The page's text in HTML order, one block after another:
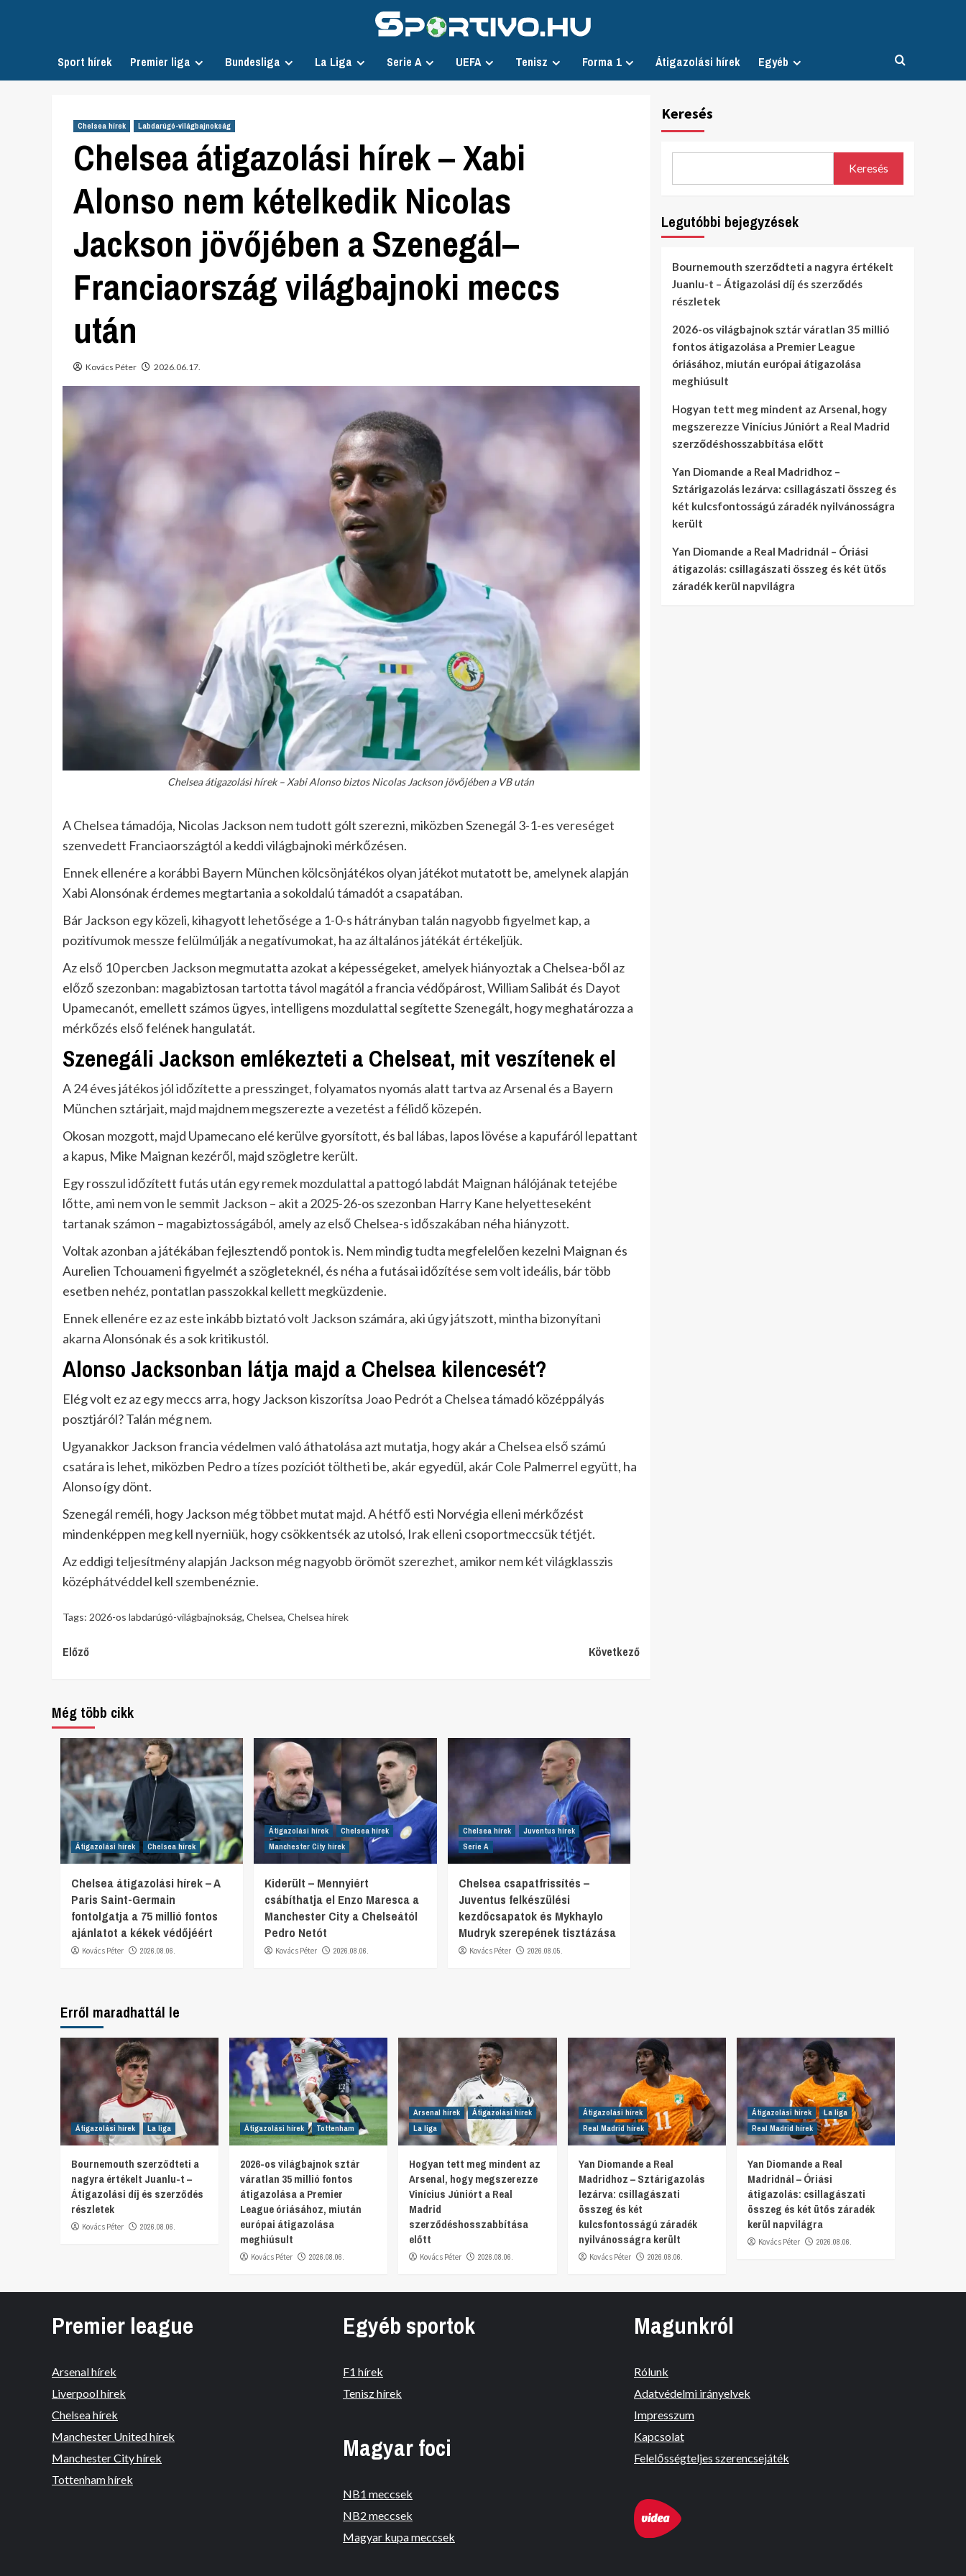
Sport hírek Premier liga Bundesliga La Liga Serie A UEFA Tenisz Forma 1 Átigazolási hírek Egyéb
Chelsea hírek Labdarúgó-világbajnokság
Chelsea átigazolási hírek – Xabi
Alonso nem kételkedik Nicolas
Jackson jövőjében a Szenegál–
Franciaország világbajnoki meccs
után
Kovács Péter 2026.06.17.
Chelsea átigazolási hírek – Xabi Alonso biztos Nicolas Jackson jövőjében a VB után
A Chelsea támadója, Nicolas Jackson nem tudott gólt szerezni, miközben Szenegál 3-1-es vereséget
szenvedett Franciaországtól a keddi világbajnoki mérkőzésen.
Ennek ellenére a korábbi Bayern München kölcsönjátékos olyan játékot mutatott be, amelynek alapján
Xabi Alonsónak érdemes megtartania a sokoldalú támadót a csapatában.
Bár Jackson egy közeli, kihagyott lehetősége a 1-0-s hátrányban talán nagyobb figyelmet kap, a
pozitívumok messze felülmúlják a negatívumokat, ha az általános játékát értékeljük.
Az első 10 percben Jackson megmutatta azokat a képességeket, amelyek hiányoztak a Chelsea-ből az
előző szezonban: magabiztosan tartotta távol magától a francia védőpárost, William Salibát és Dayot
Upamecanót, emellett számos ügyes, intelligens mozdulattal segítette Szenegált, hogy meghatározza a
mérkőzés első felének hangulatát.
Szenegáli Jackson emlékezteti a Chelseat, mit veszítenek el
A 24 éves játékos jól időzítette a presszinget, folyamatos nyomás alatt tartva az Arsenal és a Bayern
München sztárjait, majd majdnem megszerezte a vezetést a félidő közepén.
Okosan mozgott, majd Upamecano elé kerülve gyorsított, és bal lábas, lapos lövése a kapufáról lepattant
a kapus, Mike Maignan kezéről, majd szögletre került.
Egy rosszul időzített futás után egy remek mozdulattal a pattogó labdát Maignan hálójának tetejébe
lőtte, ami nem von le semmit Jackson – akit a 2025-26-os szezonban Harry Kane helyetteseként
tartanak számon – magabiztosságából, amely az első Chelsea-s időszakában néha hiányzott.
Voltak azonban a játékában fejlesztendő pontok is. Nem mindig tudta megfelelően kezelni Maignan és
Aurelien Tchouameni figyelmét a szögleteknél, és néha a futásai időzítése sem volt ideális, bár több
esetben nehéz, pontatlan passzokkal kellett megküzdenie.
Ennek ellenére ez az este inkább biztató volt Jackson számára, aki úgy játszott, mintha bizonyítani
akarna Alonsónak és a sok kritikustól.
Alonso Jacksonban látja majd a Chelsea kilencesét?
Elég volt ez az egy meccs arra, hogy Jackson kiszorítsa Joao Pedrót a Chelsea támadó középpályás
posztjáról? Talán még nem.
Ugyanakkor Jackson francia védelmen való áthatolása azt mutatja, hogy akár a Chelsea első számú
csatára is lehet, miközben Pedro a tízes pozíciót töltheti be, akár egyedül, akár Cole Palmerrel együtt, ha
Alonso így dönt.
Szenegál reméli, hogy Jackson még többet mutat majd. A hétfő esti Norvégia elleni mérkőzést
mindenképpen meg kell nyerniük, hogy csökkentsék az utolsó, Irak elleni csoportmeccsük tétjét.
Az eddigi teljesítmény alapján Jackson még nagyobb örömöt szerezhet, amikor nem két világklasszis
középhátvéddel kell szembenéznie.
Tags: 2026-os labdarúgó-világbajnokság, Chelsea, Chelsea hírek
Continue
Előző Következő
Még több cikk
Átigazolási hírek Chelsea hírek
Chelsea átigazolási hírek – A
Paris Saint-Germain
fontolgatja a 75 millió fontos
ajánlatot a kékek védőjéért
Kovács Péter 2026.08.06.
Átigazolási hírek
Chelsea hírek
Manchester City hírek
Kiderült – Mennyiért
csábíthatja el Enzo Maresca a
Manchester City a Chelseától
Pedro Netót
Kovács Péter 2026.08.06.
Chelsea hírek
Juventus hírek
Serie A
Chelsea csapatfrissítés –
Juventus felkészülési
kezdőcsapatok és Mykhaylo
Mudryk szerepének tisztázása
Kovács Péter 2026.08.05.
Keresés
Keresés
Legutóbbi bejegyzések
Bournemouth szerződteti a nagyra értékelt
Juanlu-t – Átigazolási díj és szerződés
részletek
2026-os világbajnok sztár váratlan 35 millió
fontos átigazolása a Premier League
óriásához, miután európai átigazolása
meghiúsult
Hogyan tett meg mindent az Arsenal, hogy
megszerezze Vinícius Júniórt a Real Madrid
szerződéshosszabbítása előtt
Yan Diomande a Real Madridhoz –
Sztárigazolás lezárva: csillagászati összeg és
két kulcsfontosságú záradék nyilvánosságra
került
Yan Diomande a Real Madridnál – Óriási
átigazolás: csillagászati összeg és két ütős
záradék kerül napvilágra
Erről maradhattál le
Átigazolási hírek La liga
Bournemouth szerződteti a
nagyra értékelt Juanlu-t –
Átigazolási díj és szerződés
részletek
Kovács Péter 2026.08.06.
Átigazolási hírek Tottenham
2026-os világbajnok sztár
váratlan 35 millió fontos
átigazolása a Premier
League óriásához, miután
európai átigazolása
meghiúsult
Kovács Péter 2026.08.06.
Arsenal hírek
Átigazolási hírek
La liga
Hogyan tett meg mindent az
Arsenal, hogy megszerezze
Vinícius Júniórt a Real
Madrid
szerződéshosszabbítása
előtt
Kovács Péter 2026.08.06.
Átigazolási hírek
Real Madrid hírek
Yan Diomande a Real
Madridhoz – Sztárigazolás
lezárva: csillagászati
összeg és két
kulcsfontosságú záradék
nyilvánosságra került
Kovács Péter 2026.08.06.
Átigazolási hírek
La liga
Real Madrid hírek
Yan Diomande a Real
Madridnál – Óriási
átigazolás: csillagászati
összeg és két ütős záradék
kerül napvilágra
Kovács Péter 2026.08.06.
Premier league
Arsenal hírek
Liverpool hírek
Chelsea hírek
Manchester United hírek
Manchester City hírek
Tottenham hírek
Egyéb sportok
F1 hírek
Tenisz hírek
Magyar foci
NB1 meccsek
NB2 meccsek
Magyar kupa meccsek
Magunkról
Rólunk
Adatvédelmi irányelvek
Impresszum
Kapcsolat
Felelősségteljes szerencsejáték